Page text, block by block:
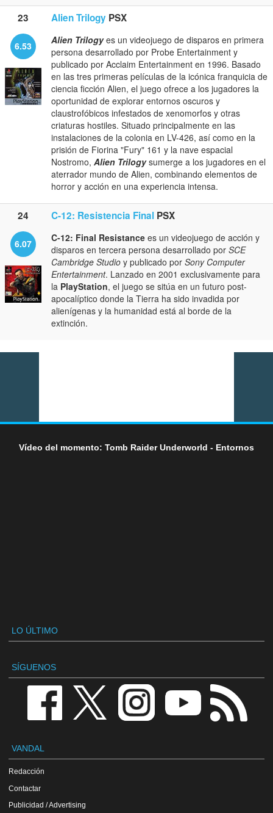
23 Alien Trilogy PSX
6.53 Alien Trilogyes un videojuego de disparos en primera
persona desarrollado por Probe Entertainment y
publicado por Acclaim Entertainment en 1996. Basado
en las tres primeras películas de la icónica franquicia de
ciencia ficción Alien, el juego ofrece a los jugadores la
oportunidad de explorar entornos oscuros y
claustrofóbicos infestados de xenomorfos y otras
criaturas hostiles. Situado principalmente en las
instalaciones de la colonia en LV-426, así como en la
prisión de Fiorina "Fury" 161 y la nave espacial
Nostromo, Alien Trilogysumerge a los jugadores en el
aterrador mundo de Alien, combinando elementos de
horror y acción en una experiencia intensa.
24 C-12: Resistencia Final PSX
6.07 C-12: Final Resistance es un videojuego de acción y
disparos en tercera persona desarrollado por SCE
Cambridge Studio y publicado por Sony Computer
Entertainment. Lanzado en 2001 exclusivamente para
la PlayStation, el juego se sitúa en un futuro post-
apocalíptico donde la Tierra ha sido invadida por
alienígenas y la humanidad está al borde de la
extinción.
Vídeo del momento: Tomb Raider Underworld - Entornos
LO ÚLTIMO
SÍGUENOS
VANDAL
Redacción
Contactar
Publicidad / Advertising